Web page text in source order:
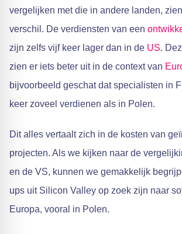
vergelijken met die in andere landen,
verschil. De verdiensten van een
zijn zelfs vijf keer lager dan in de US.
zien er iets beter uit in de context van
bijvoorbeeld geschat dat specialisten in
keer zoveel verdienen als in Polen.
Dit alles vertaalt zich in de kosten van
projecten. Als we kijken naar de
en de VS, kunnen we gemakkelijk
ups uit Silicon Valley op zoek zijn naar
Europa, vooral in Polen.